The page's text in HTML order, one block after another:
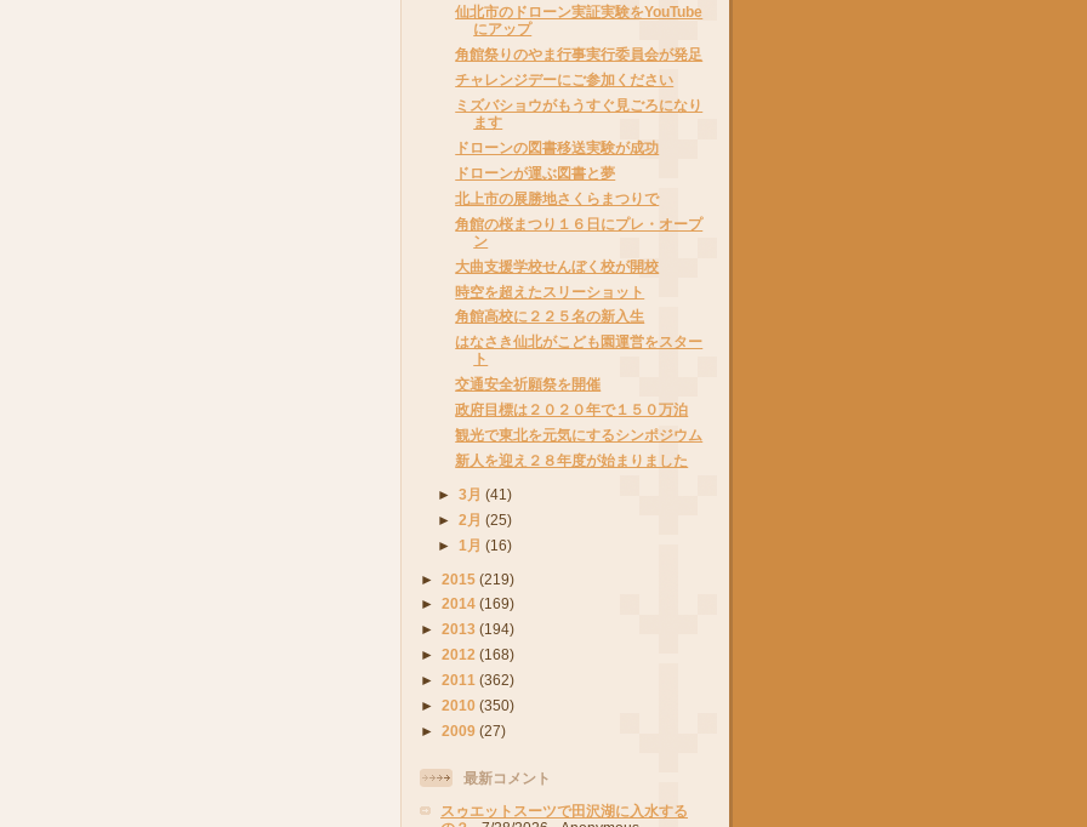
仙北市のドローン実証実験をYouTube
にアップ
角館祭りのやま行事実行委員会が発足
チャレンジデーにご参加ください
ミズバショウがもうすぐ見ごろになり
ます
ドローンの図書移送実験が成功
ドローンが運ぶ図書と夢
北上市の展勝地さくらまつりで
角館の桜まつり１６日にプレ・オープ
ン
大曲支援学校せんぼく校が開校
時空を超えたスリーショット
角館高校に２２５名の新入生
はなさき仙北がこども園運営をスター
ト
交通安全祈願祭を開催
政府目標は２０２０年で１５０万泊
観光で東北を元気にするシンポジウム
新人を迎え２８年度が始まりました
►3月(41)
►2月(25)
► 1月(16)
► 2015 (219)
► 2014 (169)
► 2013 (194)
► 2012 (168)
► 2011 (362)
► 2010 (350)
► 2009 (27)
最新コメント
スゥエットスーツで田沢湖に入水する